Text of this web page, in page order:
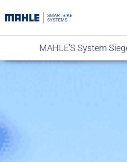
MAHLE'S System